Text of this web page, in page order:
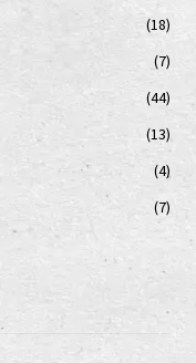
(18)
(7)
(44)
(13)
(4)
(7)